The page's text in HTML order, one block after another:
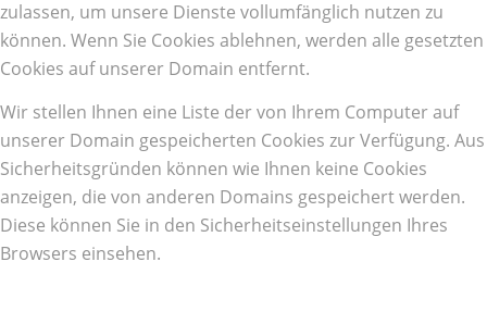
zulassen, um unsere Dienste vollumfänglich nutzen zu
können. Wenn Sie Cookies ablehnen, werden alle gesetzten
Cookies auf unserer Domain entfernt.
Wir stellen Ihnen eine Liste der von Ihrem Computer auf
unserer Domain gespeicherten Cookies zur Verfügung. Aus
Sicherheitsgründen können wie Ihnen keine Cookies
anzeigen, die von anderen Domains gespeichert werden.
Diese können Sie in den Sicherheitseinstellungen Ihres
Browsers einsehen.